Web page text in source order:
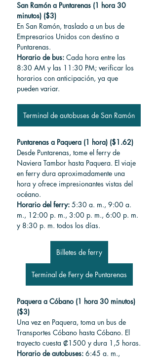
San Ramón a Puntarenas (1 hora 30
minutos) ($3)
En San Ramón, traslado a un bus de
Empresarios Unidos con destino a
Puntarenas.
Horario de bus: Cada hora entre las
8:30 AM y las 11:30 PM; verificar los
horarios con anticipación, ya que
pueden variar.
Terminal de autobuses de San Ramón
Puntarenas a Paquera (1 hora) ($1.62)
Desde Puntarenas, tome el ferry de
Naviera Tambor hasta Paquera. El viaje
en ferry dura aproximadamente una
hora y ofrece impresionantes vistas del
océano.
Horario del ferry: 5:30 a. m., 9:00 a.
m., 12:00 p. m., 3:00 p. m., 6:00 p. m.
y 8:30 p. m. todos los días.
Billetes de ferry
Terminal de Ferry de Puntarenas
Paquera a Cóbano (1 hora 30 minutos)
($3)
Una vez en Paquera, toma un bus de
Transportes Cóbano hasta Cóbano. El
trayecto cuesta ₡1500 y dura 1,5 horas.
Horario de autobuses: 6:45 a. m.,